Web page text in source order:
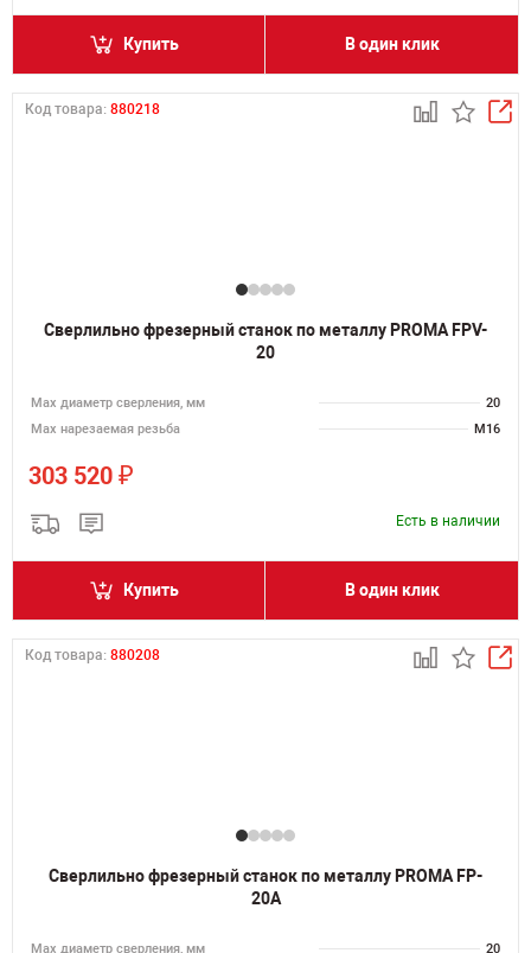
Купить В один клик
Код товара: 880218
Сверлильно фрезерный станок по металлу PROMA FPV-
20
Мах диаметр сверления, мм
20
Мах нарезаемая резьба
M16
303 520 ₽
Есть в наличии
Купить В один клик
Код товара: 880208
Сверлильно фрезерный станок по металлу PROMA FP-
20A
Мах диаметр сверления, мм
20